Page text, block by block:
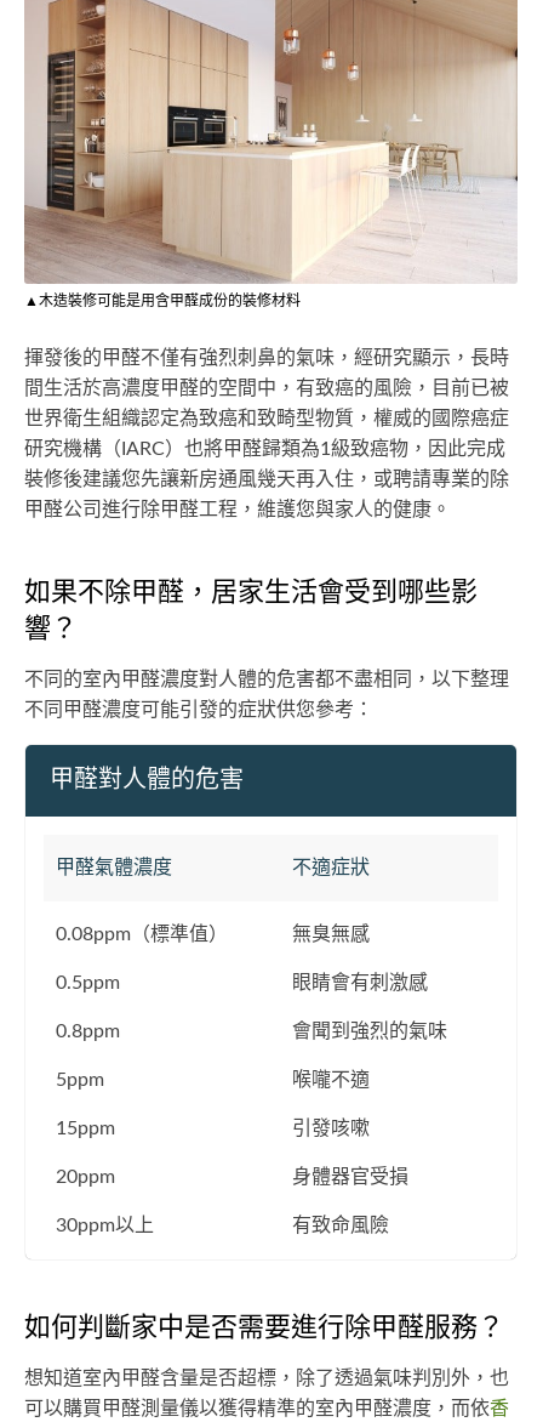
▲木造裝修可能是用含甲醛成份的裝修材料
揮發後的甲醛不僅有強烈刺鼻的氣味，經研究顯示，長時
間生活於高濃度甲醛的空間中，有致癌的風險，目前已被
世界衛生組織認定為致癌和致畸型物質，權威的國際癌症
研究機構（IARC）也將甲醛歸類為1級致癌物，因此完成
裝修後建議您先讓新房通風幾天再入住，或聘請專業的除
甲醛公司進行除甲醛工程，維護您與家人的健康。
如果不除甲醛，居家生活會受到哪些影
響？
不同的室內甲醛濃度對人體的危害都不盡相同，以下整理
不同甲醛濃度可能引發的症狀供您參考：
甲醛對人體的危害
甲醛氣體濃度 不適症狀
0.08ppm（標準值） 無臭無感
0.5ppm 眼睛會有刺激感
0.8ppm 會聞到強烈的氣味
5ppm 喉嚨不適
15ppm 引發咳嗽
20ppm 身體器官受損
30ppm以上 有致命風險
如何判斷家中是否需要進行除甲醛服務？
想知道室內甲醛含量是否超標，除了透過氣味判別外，也
可以購買甲醛測量儀以獲得精準的室內甲醛濃度，而依香